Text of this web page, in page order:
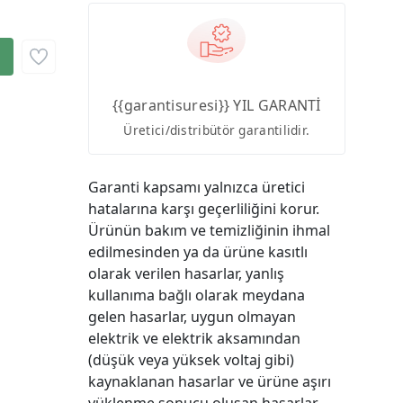
{{garantisuresi}} YIL GARANTİ
Üretici/distribütör garantilidir.
Garanti kapsamı yalnızca üretici
hatalarına karşı geçerliliğini korur.
Ürünün bakım ve temizliğinin ihmal
edilmesinden ya da ürüne kasıtlı
olarak verilen hasarlar, yanlış
kullanıma bağlı olarak meydana
gelen hasarlar, uygun olmayan
elektrik ve elektrik aksamından
(düşük veya yüksek voltaj gibi)
kaynaklanan hasarlar ve ürüne aşırı